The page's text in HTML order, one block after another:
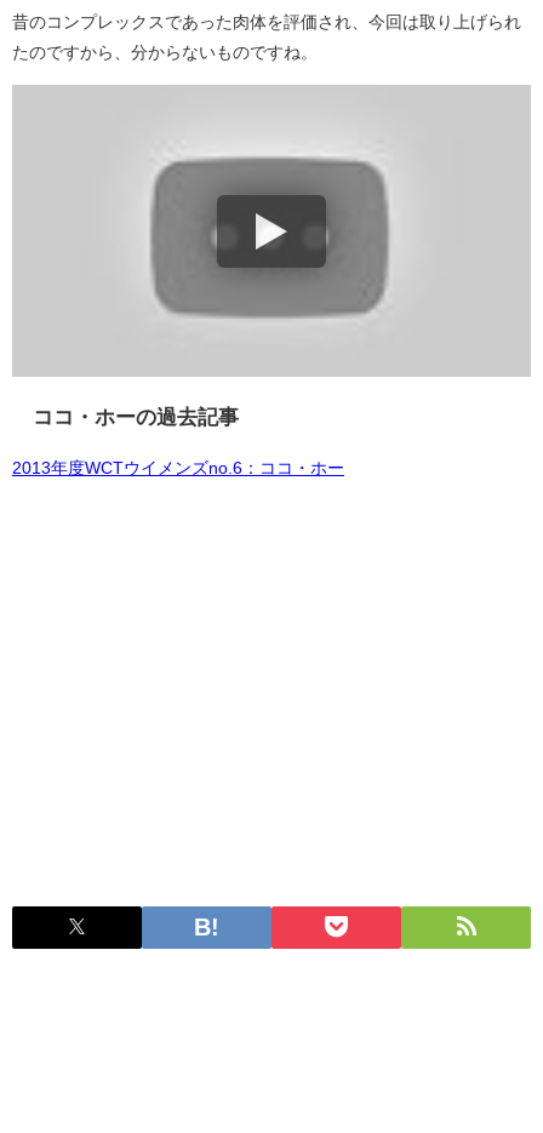
昔のコンプレックスであった肉体を評価され、今回は取り上げられ
たのですから、分からないものですね。
ココ・ホーの過去記事
2013年度WCTウイメンズno.6：ココ・ホー